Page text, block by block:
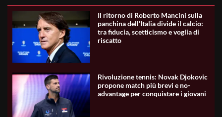
Il ritorno di Roberto Mancini sulla
panchina dell’Italia divide il calcio:
tra fiducia, scetticismo e voglia di
riscatto
Rivoluzione tennis: Novak Djokovic
propone match più brevi e no-
advantage per conquistare i giovani